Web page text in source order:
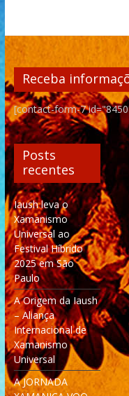
Receba
[contact-form-7
Posts
recentes
Iaush leva o
Xamanismo
Universal ao
Festival Híbrido
2025 em São
Paulo
A Origem da Iaush
– Aliança
Internacional de
Xamanismo
Universal
A JORNADA